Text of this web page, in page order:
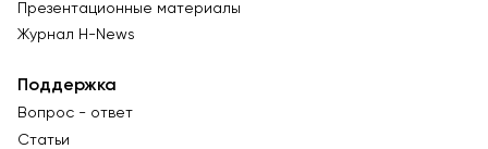
Презентационные материалы
Журнал Н-News
Поддержка
Вопрос - ответ
Статьи